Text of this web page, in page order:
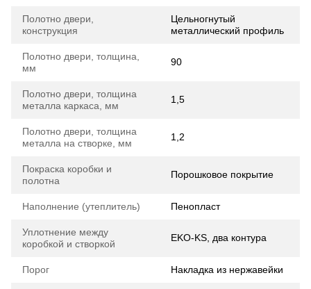
Полотно двери,
конструкция
Цельногнутый
металлический профиль
Полотно двери, толщина,
мм
90
Полотно двери, толщина
металла каркаса, мм
1,5
Полотно двери, толщина
металла на створке, мм
1,2
Покраска коробки и
полотна
Порошковое покрытие
Наполнение (утеплитель) Пенопласт
Уплотнение между
коробкой и створкой
EKO-KS, два контура
Порог Накладка из нержавейки